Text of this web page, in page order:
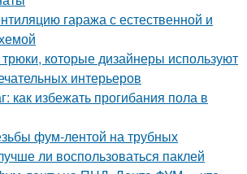
гаража с естественной и
которые дизайнеры используют
интерьеров
как избежать прогибания пола в
фум-лентой на трубных
ли воспользоваться паклей